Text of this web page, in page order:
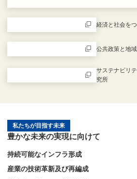
経済と社会を
公共政策と地
サステナビリ
究所
私たちが目指す未来
豊かな未来の実現に向けて
持続可能なインフラ形成
産業の技術革新及び再編成